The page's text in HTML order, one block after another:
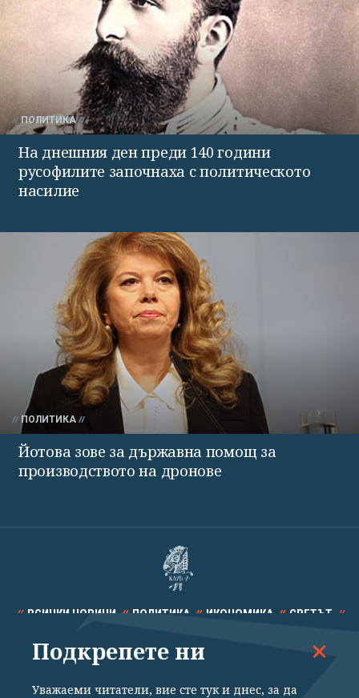
ПОЛИТИКА
На днешния ден преди 140 години
русофилите започнаха с политическото
насилие
ПОЛИТИКА
Йотова зове за държавна помощ за
производството на дронове
ВСИЧКИ НОВИНИ ПОЛИТИКА ИКОНОМИКА СВЕТЪТ
СПОРТ КУЛТУРА ТЕХНОЛОГИИ КАЛЕЙДОСКОП
Подкрепете ни
Уважаеми читатели, вие сте тук и днес, за да